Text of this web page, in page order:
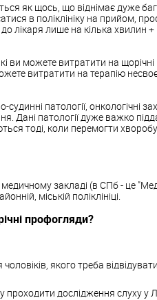
як щось, що віднімає дуже
в поліклініку на прийом,
лікаря лише на кілька хвилин
ви можете витратити на
витратити на терапію
патології, онкологічні
Дані патології дуже важко
тоді, коли перемогти
закладі (в СПб - це
міській поліклініці.
профогляди?
якого треба
дослідження слуху у